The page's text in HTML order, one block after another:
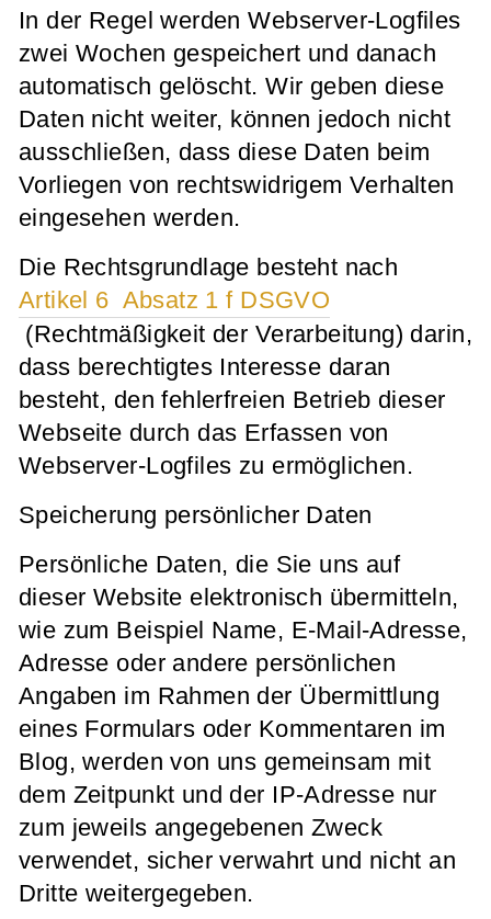
In der Regel werden Webserver-Logfiles
zwei Wochen gespeichert und danach
automatisch gelöscht. Wir geben diese
Daten nicht weiter, können jedoch nicht
ausschließen, dass diese Daten beim
Vorliegen von rechtswidrigem Verhalten
eingesehen werden.
Die Rechtsgrundlage besteht nach
Artikel 6 Absatz 1 f DSGVO
(Rechtmäßigkeit der Verarbeitung) darin,
dass berechtigtes Interesse daran
besteht, den fehlerfreien Betrieb dieser
Webseite durch das Erfassen von
Webserver-Logfiles zu ermöglichen.
Speicherung persönlicher Daten
Persönliche Daten, die Sie uns auf
dieser Website elektronisch übermitteln,
wie zum Beispiel Name, E-Mail-Adresse,
Adresse oder andere persönlichen
Angaben im Rahmen der Übermittlung
eines Formulars oder Kommentaren im
Blog, werden von uns gemeinsam mit
dem Zeitpunkt und der IP-Adresse nur
zum jeweils angegebenen Zweck
verwendet, sicher verwahrt und nicht an
Dritte weitergegeben.